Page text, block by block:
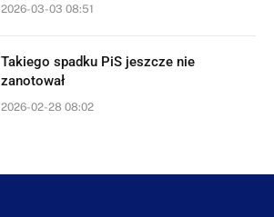
2026-03-03 08:51
Takiego spadku PiS jeszcze nie
zanotował
2026-02-28 08:02